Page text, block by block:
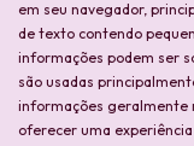
em seu navegador,
de texto contendo
informações podem ser
são usadas
informações geralmente
oferecer uma